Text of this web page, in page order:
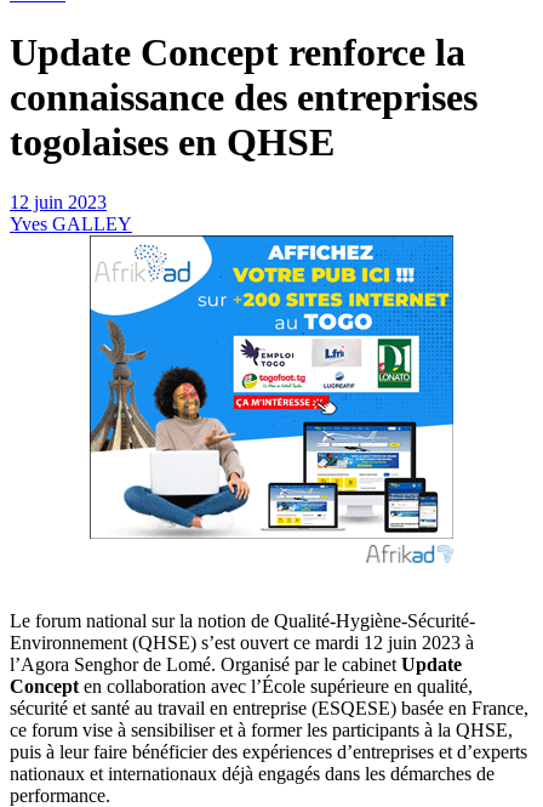
Update Concept renforce la
connaissance des entreprises
togolaises en QHSE
12 juin 2023
Yves GALLEY
Le forum national sur la notion de Qualité-Hygiène-Sécurité-
Environnement (QHSE) s’est ouvert ce mardi 12 juin 2023 à
l’Agora Senghor de Lomé. Organisé par le cabinet Update
Concept en collaboration avec l’École supérieure en qualité,
sécurité et santé au travail en entreprise (ESQESE) basée en France,
ce forum vise à sensibiliser et à former les participants à la QHSE,
puis à leur faire bénéficier des expériences d’entreprises et d’experts
nationaux et internationaux déjà engagés dans les démarches de
performance.